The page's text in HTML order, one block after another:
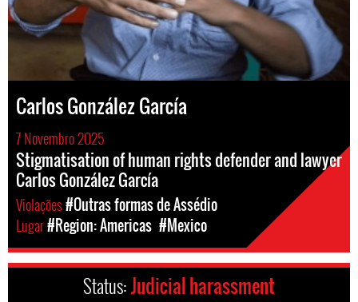
Carlos González García
7 Novembro 2025
Stigmatisation of human rights defender and lawyer
Carlos González García
Violações#Outras formas de Assédio
Lugar#Region: Americas #Mexico
Status:Judicial harassment